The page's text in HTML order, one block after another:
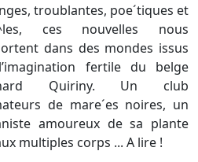
troublantes, poe´tiques et
ces nouvelles nous
dans des mondes issus
fertile du belge
Quiriny. Un club
de mare´es noires, un
amoureux de sa plante
multiples corps ... A lire !